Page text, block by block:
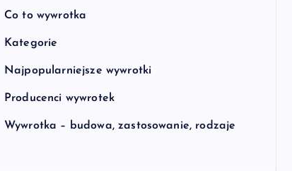
Co to wywrotka
Kategorie
Najpopularniejsze wywrotki
Producenci wywrotek
Wywrotka – budowa, zastosowanie, rodzaje